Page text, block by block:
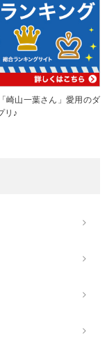
崎山一葉さん」愛用のダ
リ♪